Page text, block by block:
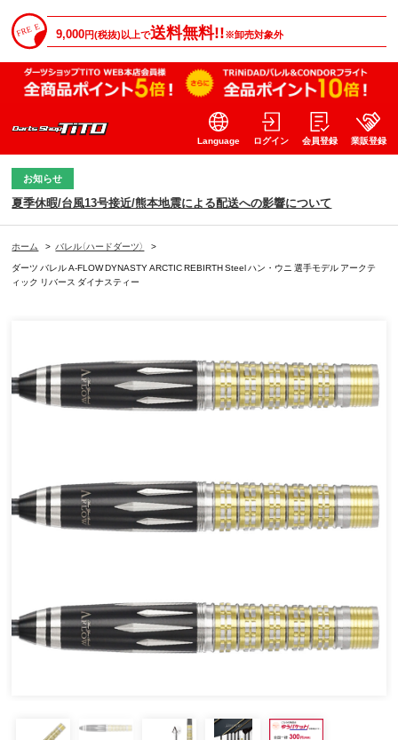
9,000円(税抜)以上で送料無料!!※卸売対象外
Language ログイン 会員登録 業販登録
お知らせ
夏季休暇/台風13号接近/熊本地震による配送への影響について
ホーム > バレル（ハードダーツ）
>
ダーツ バレル A-FLOW DYNASTY ARCTIC REBIRTH Steel ハン・ウニ 選手モデル アークテ
ィック リバース ダイナスティー